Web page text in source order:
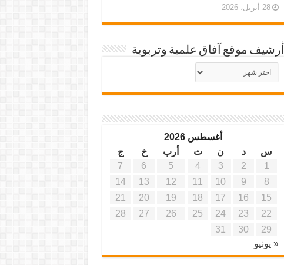
28 أبريل، 2026
أرشيف موقع آفاق علمية وتربوية
أرشيف
موقع
أغسطس 2026
س
د ن ث أرب خ
ج
1
2
3
4
5
6
7
8
9
10
11
12
13
14
15
16
17
18
19
20
21
22
23
24
25
26
27
28
29
30
31
« يونيو